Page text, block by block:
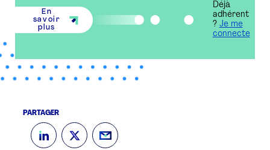
En
savoir
plus
Déjà
adhérent
? Je me
connecte
PARTAGER